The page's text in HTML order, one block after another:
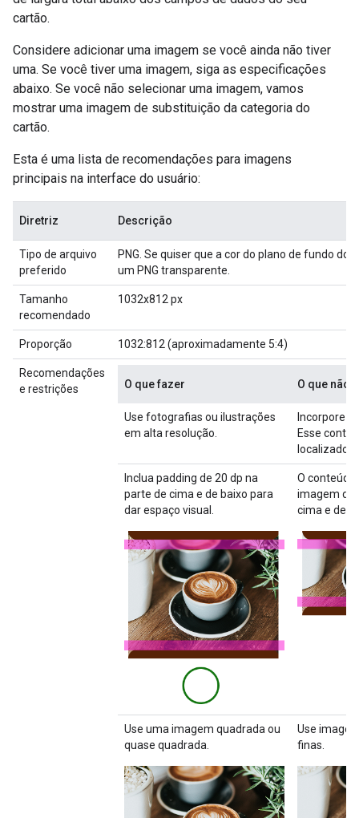
cartão.
Considere adicionar uma imagem se você ainda não tiver
uma. Se você tiver uma imagem, siga as especificações
abaixo. Se você não selecionar uma imagem, vamos
mostrar uma imagem de substituição da categoria do
cartão.
Esta é uma lista de recomendações para imagens
principais na interface do usuário:
Diretriz Descrição
Tipo de arquivo
preferido
PNG. Se quiser que a cor do plano de fundo do
um PNG transparente.
Tamanho
recomendado
1032x812 px
Proporção 1032:812 (aproximadamente 5:4)
Recomendações
e restrições
O que fazer O que não
Use fotografias ou ilustrações
em alta resolução.
Incorpore
Esse
localizado.
Inclua padding de 20 dp na
parte de cima e de baixo para
dar espaço visual.
O conteúdo
imagem
cima e de
Use uma imagem quadrada ou
quase quadrada.
Use
finas.